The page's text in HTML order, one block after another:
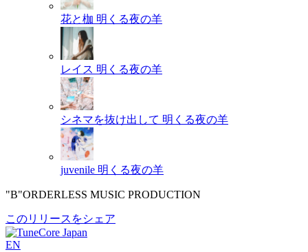
花と枷 明くる夜の羊
レイス 明くる夜の羊
シネマを抜け出して 明くる夜の羊
juvenile 明くる夜の羊
"B"ORDERLESS MUSIC PRODUCTION
このリリースをシェア
EN